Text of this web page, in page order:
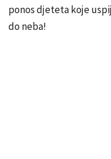
ponos djeteta koje
do neba!